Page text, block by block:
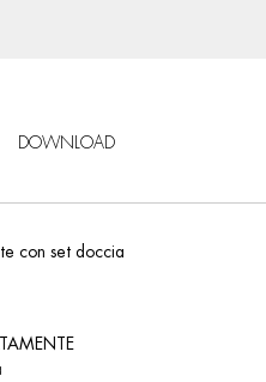
DOWNLOAD
con set doccia